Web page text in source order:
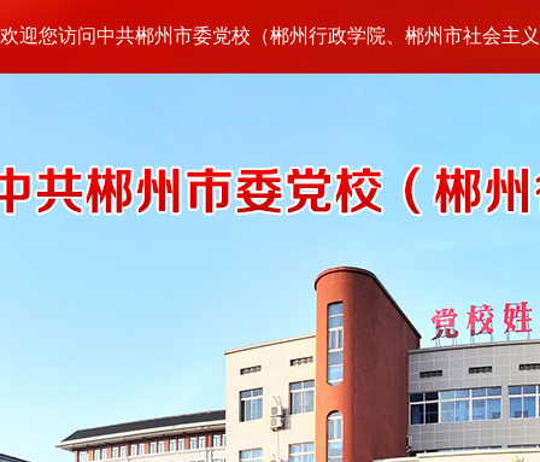
欢迎您访问中共郴州市委党校（郴州行政学院、郴州市社会主